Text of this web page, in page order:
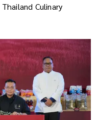
Culinary